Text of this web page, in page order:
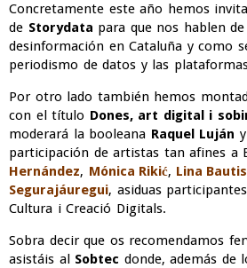
Concretamente este año hemos
de Storydata para que nos hablen
desinformación en Cataluña y como
periodismo de datos y las
Por otro lado también hemos
con el título Dones, art digital i
moderará la booleana Raquel Luján
participación de artistas tan afines a
Hernández, Mónica Rikić, Lina
Segurajáuregui, asiduas
Cultura i Creació Digitals.
Sobra decir que os recomendamos
asistáis al Sobtec donde, además de